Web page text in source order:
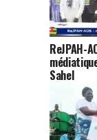
ReJPAH-
Sahel